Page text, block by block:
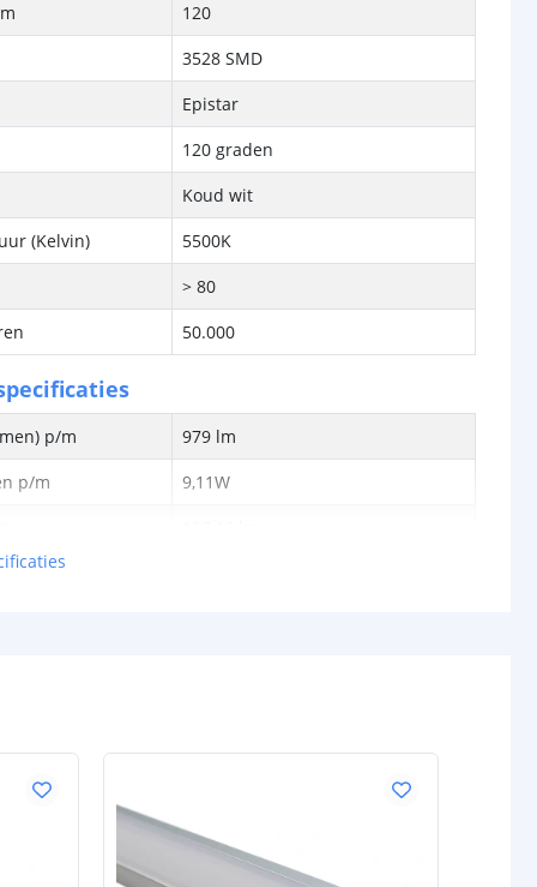
120
3528 SMD
Epistar
120 graden
Koud wit
(Kelvin)
5500K
> 80
50.000
p/m
979 lm
p/m
9,11W
67)
Wit